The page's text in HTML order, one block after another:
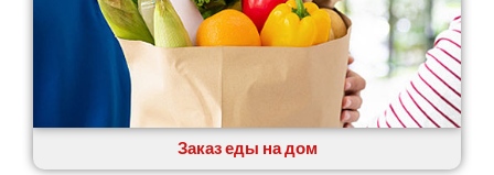
Заказ еды на дом